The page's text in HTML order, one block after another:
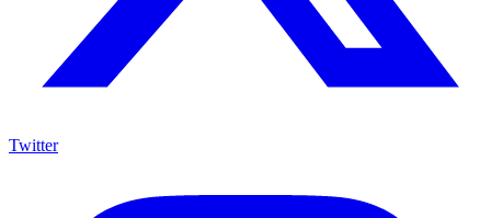
Twitter